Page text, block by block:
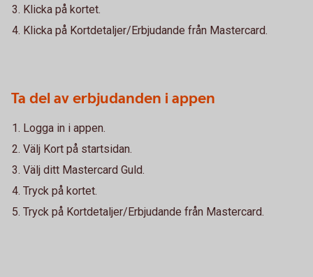
Klicka på kortet.
Klicka på Kortdetaljer/Erbjudande från Mastercard.
Ta del av erbjudanden i appen
Logga in i appen.
Välj Kort på startsidan.
Välj ditt Mastercard Guld.
Tryck på kortet.
Tryck på Kortdetaljer/Erbjudande från Mastercard.